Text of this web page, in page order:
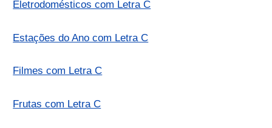
Eletrodomésticos com Letra C
Estações do Ano com Letra C
Filmes com Letra C
Frutas com Letra C